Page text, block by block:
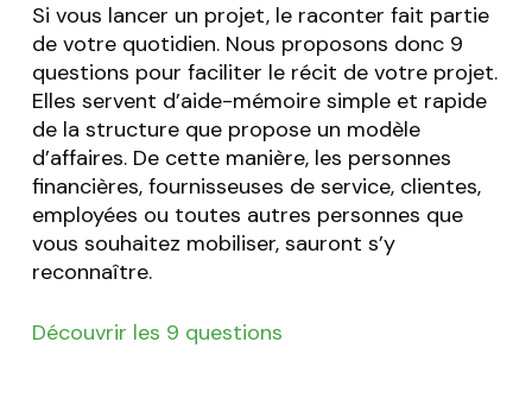
Si vous lancer un projet, le raconter fait partie
de votre quotidien. Nous proposons donc 9
questions pour faciliter le récit de votre projet.
Elles servent d’aide-mémoire simple et rapide
de la structure que propose un modèle
d’affaires. De cette manière, les personnes
financières, fournisseuses de service, clientes,
employées ou toutes autres personnes que
vous souhaitez mobiliser, sauront s’y
reconnaître.
Découvrir les 9 questions